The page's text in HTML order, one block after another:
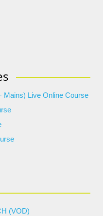
Mains) Live Online Course
(VOD)